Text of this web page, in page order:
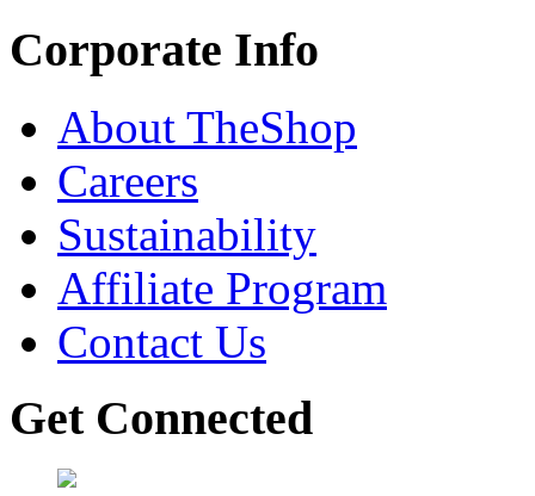
Corporate Info
About TheShop
Careers
Sustainability
Affiliate Program
Contact Us
Get Connected